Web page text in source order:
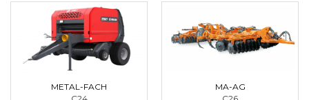
METAL-FACH
MA-AG